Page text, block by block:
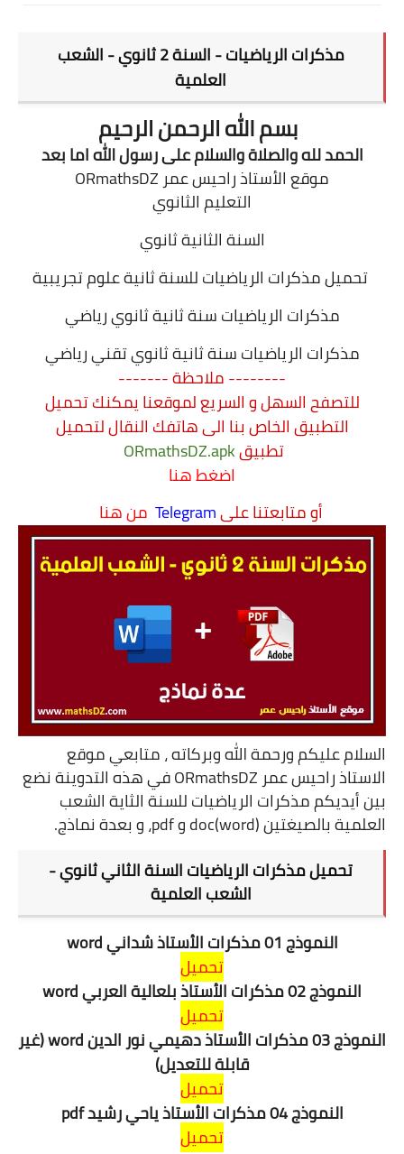
شهادة التعليم المتوسط BEM
التعليم الثانوي
السنة 1 آداب
السنة 1 علمي
السنة 2 آداب
السنة 2 - الشعب العلمية
السنة 2 تسيير واقتصاد
السنة 3 آداب
السنة 3 - الشعب العلمية
السنة 3 تسيير واقتصاد
التعليم الجامعي
licence
master
الأستاذ
الأستاذ المتربص
مذكرات
توظيف
كتب
منوعات
مذكرات الرياضيات - السنة 2 ثانوي - الشعب
العلمية
بسم الله الرحمن الرحيم
الحمد لله والصلاة والسلام على رسول الله اما بعد
موقع الأستاذ راحيس عمر ORmathsDZ
التعليم الثانوي
السنة الثانية ثانوي
تحميل مذكرات الرياضيات للسنة ثانية علوم تجريبية
مذكرات الرياضيات سنة ثانية ثانوي رياضي
مذكرات الرياضيات سنة ثانية ثانوي تقني رياضي
-------- ملاحظة -------
للتصفح السهل و السريع لموقعنا يمكنك تحميل
التطبيق الخاص بنا الى هاتفك النقاللتحميل
تطبيق
ORmathsDZ.apk
اضغط هنا
أو متابعتنا علىTelegram من هنا
السلام عليكم ورحمة الله وبركاته ، متابعيموقع
الاستاذ راحيس عمر ORmathsDZ في هذه التدوينة نضع
بين أيديكممذكرات الرياضيات للسنة الثاية الشعب
العلمية بالصيغتين (doc(word و pdf
، و بعدة نماذج.
تحميل مذكرات الرياضيات السنة الثاني ثانوي -
الشعب العلمية
النموذج 01
مذكرات الأستاذ شداني word
تحميل
النموذج 02 مذكرات الأستاذ
بلعالية العربي
تحميل
النموذج 03
مذكرات الأستاذ دهيمي نور الدين word (غير
قابلة للتعديل)
تحميل
النموذج 04
مذكرات الأستاذ ياحي رشيد pdf
تحميل